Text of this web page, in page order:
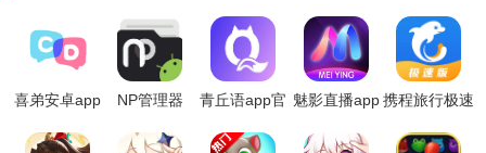
喜弟安卓app
NP管理器
APK逆向修改
青丘语app官 魅影直播app 携程旅行极速